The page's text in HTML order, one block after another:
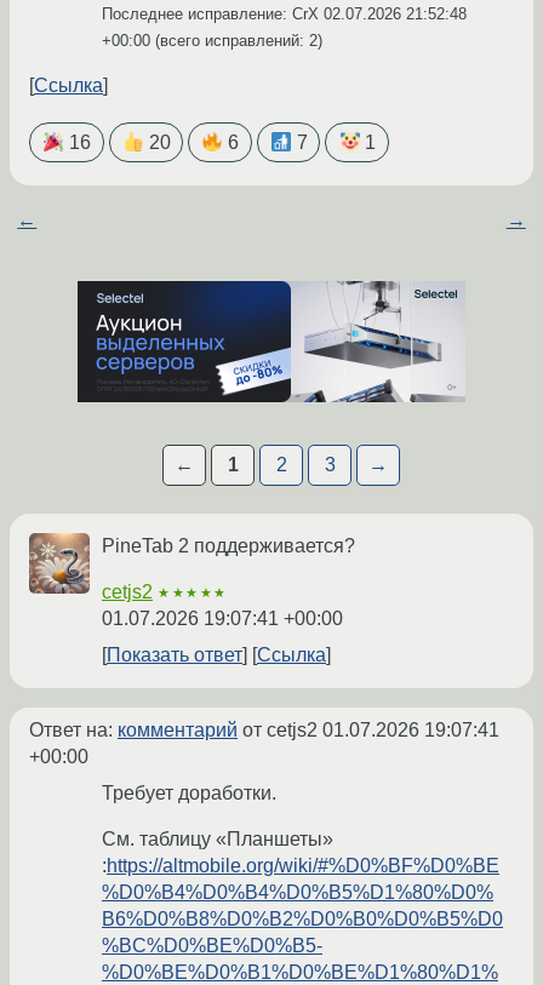
Последнее исправление: CrX 02.07.2026 21:52:48
+00:00 (всего исправлений: 2)
Ссылка
16 20 6 7 1
← →
← 1 2 3 →
PineTab 2 поддерживается?
cetjs2 ★★★★★
01.07.2026 19:07:41 +00:00
Показать ответ
Ссылка
Ответ на: комментарий от cetjs2 01.07.2026 19:07:41
+00:00
Требует доработки.
См. таблицу «Планшеты»
:https://altmobile.org/wiki/#%D0%BF%D0%BE
%D0%B4%D0%B4%D0%B5%D1%80%D0%
B6%D0%B8%D0%B2%D0%B0%D0%B5%D0
%BC%D0%BE%D0%B5-
%D0%BE%D0%B1%D0%BE%D1%80%D1%